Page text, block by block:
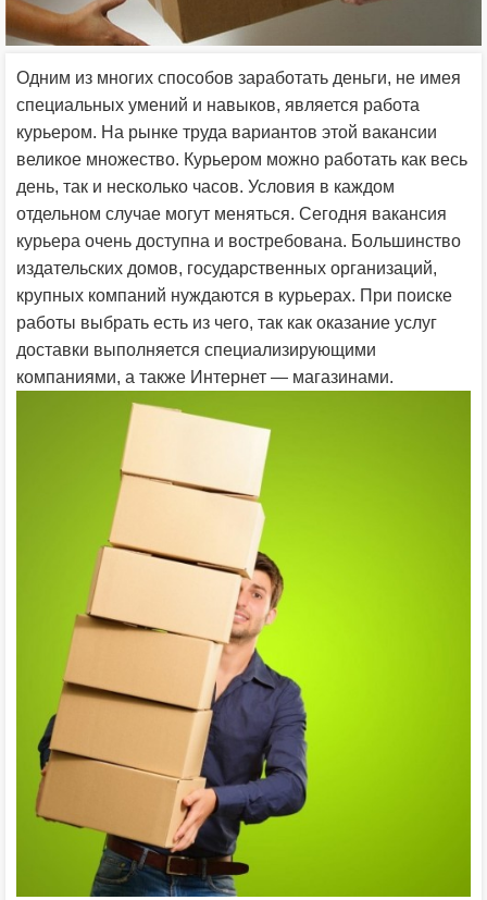
Одним из многих способов заработать деньги, не имея
специальных умений и навыков, является работа
курьером. На рынке труда вариантов этой вакансии
великое множество. Курьером можно работать как весь
день, так и несколько часов. Условия в каждом
отдельном случае могут меняться. Сегодня вакансия
курьера очень доступна и востребована. Большинство
издательских домов, государственных организаций,
крупных компаний нуждаются в курьерах. При поиске
работы выбрать есть из чего, так как оказание услуг
доставки выполняется специализирующими
компаниями, а также Интернет — магазинами.